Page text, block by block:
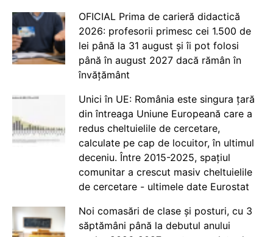
OFICIAL Prima de carieră didactică
2026: profesorii primesc cei 1.500 de
lei până la 31 august și îi pot folosi
până în august 2027 dacă rămân în
învățământ
Unici în UE: România este singura țară
din întreaga Uniune Europeană care a
redus cheltuielile de cercetare,
calculate pe cap de locuitor, în ultimul
deceniu. Între 2015-2025, spațiul
comunitar a crescut masiv cheltuielile
de cercetare - ultimele date Eurostat
Noi comasări de clase și posturi, cu 3
săptămâni până la debutul anului